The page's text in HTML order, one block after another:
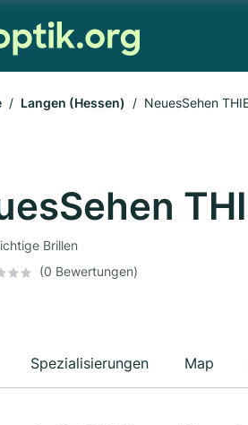
Langen (Hessen) NeuesSehen
Brillen
(0 Bewertungen)
Spezialisierungen Map